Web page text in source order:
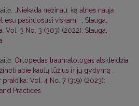
„Niekada nežinau, ką atneš nauja
esu pasiruošusi viskam.“ , Slauga.
Vol. 3 No. 3 (303) (2022): Slauga.
Ortopedas traumatologas atskleidžia
apie kaulų lūžius ir jų gydymą ,
Vol. 4 No. 7 (319) (2023):
Practices